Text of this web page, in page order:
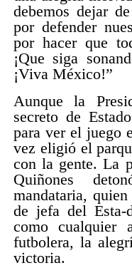
debemos dejar
por defender
por hacer que
¡Que siga
¡Viva México!”
Aunque la
secreto de
para ver el juego
vez eligió el
con la gente. La
Quiñones
mandataria,
de jefa del Esta-
como cualquier
futbolera, la
victoria.